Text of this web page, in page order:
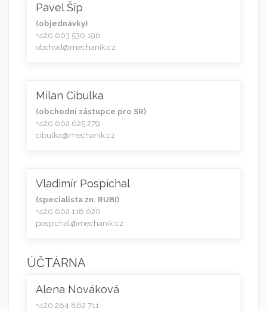
Pavel Šíp
(objednávky)
+420 603 530 196
obchod@mechanik.cz
Milan Cibulka
(obchodní zástupce pro SR)
+420 602 625 279
cibulka@mechanik.cz
Vladimír Pospíchal
(specialista zn. RUBI)
+420 602 118 020
pospichal@mechanik.cz
ÚČTÁRNA
Alena Nováková
+420 284 862 711